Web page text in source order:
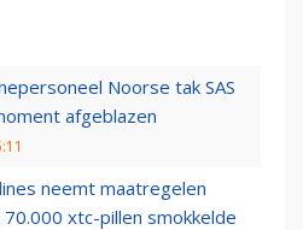
Noorse tak SAS
afgeblazen
neemt maatregelen
xtc-pillen smokkelde